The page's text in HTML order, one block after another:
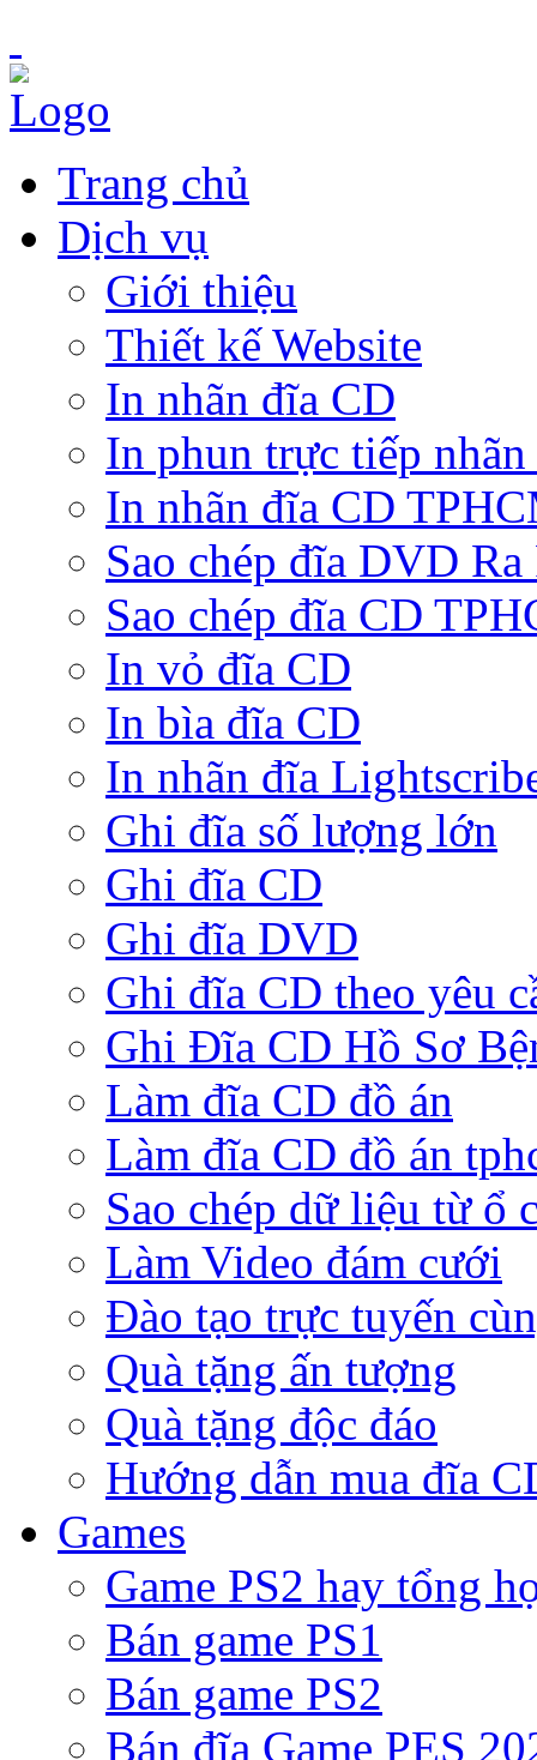
Trang chủ
Dịch vụ
Giới thiệu
Thiết kế Website
In nhãn đĩa CD
In phun trực tiếp
In nhãn đĩa CD
Sao chép đĩa DVD
Sao chép đĩa CD
In vỏ đĩa CD
In bìa đĩa CD
In nhãn đĩa
Ghi đĩa số lượng lớn
Ghi đĩa CD
Ghi đĩa DVD
Ghi đĩa CD theo yêu
Ghi Đĩa CD Hồ Sơ
Làm đĩa CD đồ án
Làm đĩa CD đồ án
Sao chép dữ liệu từ ổ
Làm Video đám cưới
Đào tạo trực tuyến
Quà tặng ấn tượng
Quà tặng độc đáo
Hướng dẫn mua đĩa
Games
Game PS2 hay tổng
Bán game PS1
Bán game PS2
Bán đĩa Game PES